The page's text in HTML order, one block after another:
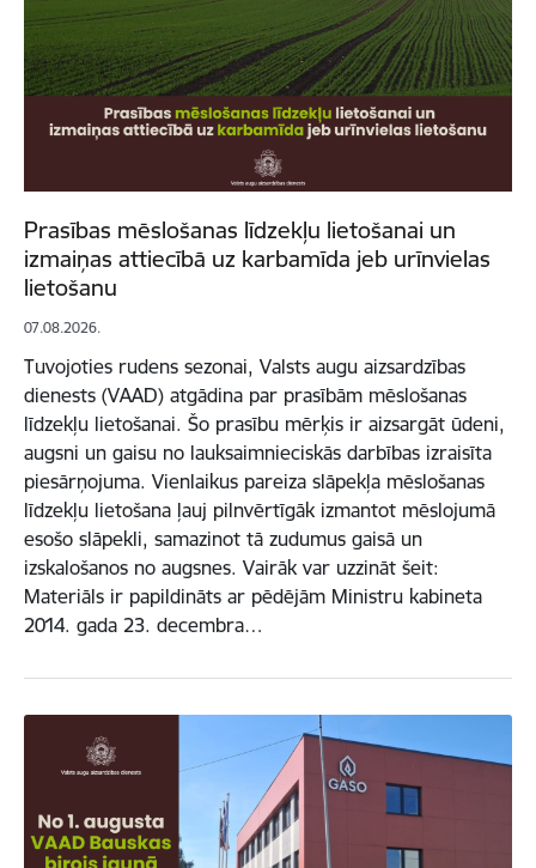
Prasības mēslošanas līdzekļu lietošanai un
izmaiņas attiecībā uz karbamīda jeb urīnvielas
lietošanu
07.08.2026.
Tuvojoties rudens sezonai, Valsts augu aizsardzības
dienests (VAAD) atgādina par prasībām mēslošanas
līdzekļu lietošanai. Šo prasību mērķis ir aizsargāt ūdeni,
augsni un gaisu no lauksaimnieciskās darbības izraisīta
piesārņojuma. Vienlaikus pareiza slāpekļa mēslošanas
līdzekļu lietošana ļauj pilnvērtīgāk izmantot mēslojumā
esošo slāpekli, samazinot tā zudumus gaisā un
izskalošanos no augsnes. Vairāk var uzzināt šeit:
Materiāls ir papildināts ar pēdējām Ministru kabineta
2014. gada 23. decembra…